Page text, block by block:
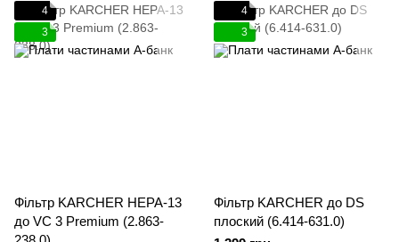
4
3
Фільтр KARCHER HEPA-13
до VC 3 Premium (2.863-
4
3
Фільтр KARCHER до DS
плоский (6.414-631.0)